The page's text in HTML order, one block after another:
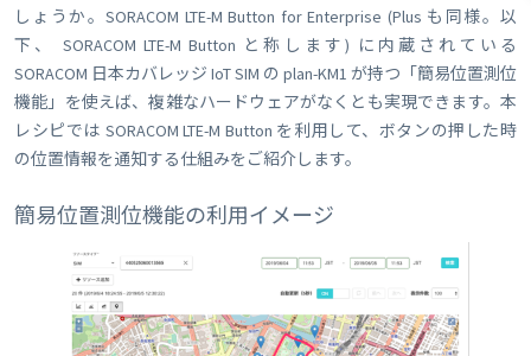
しょうか。SORACOM LTE-M Button for Enterprise (Plus も同様。以
下、 SORACOM LTE-M Button と称します) に内蔵されている
SORACOM 日本カバレッジ IoT SIM の plan-KM1 が持つ「簡易位置測位
機能」を使えば、複雑なハードウェアがなくとも実現できます。本
レシピでは SORACOM LTE-M Button を利用して、ボタンの押した時
の位置情報を通知する仕組みをご紹介します。
簡易位置測位機能の利用イメージ